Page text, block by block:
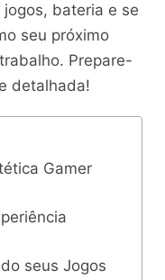
bateria e se
seu próximo
Prepare-
detalhada!
Gamer
seus Jogos